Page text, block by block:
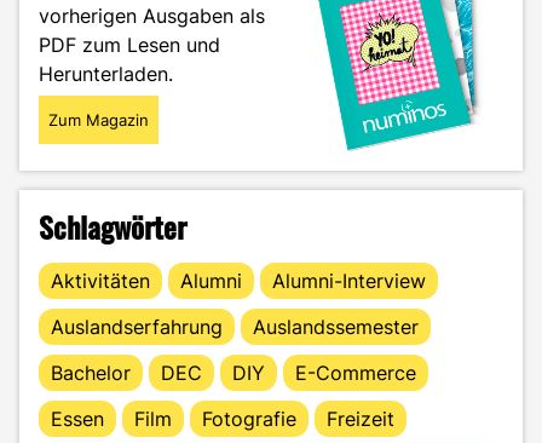
vorherigen Ausgaben als
PDF zum Lesen und
Herunterladen.
Zum Magazin
Schlagwörter
Aktivitäten Alumni
Alumni-Interview
Auslandserfahrung
Auslandssemester
Bachelor
DEC DIY
E-Commerce
Essen
Film Fotografie
Freizeit